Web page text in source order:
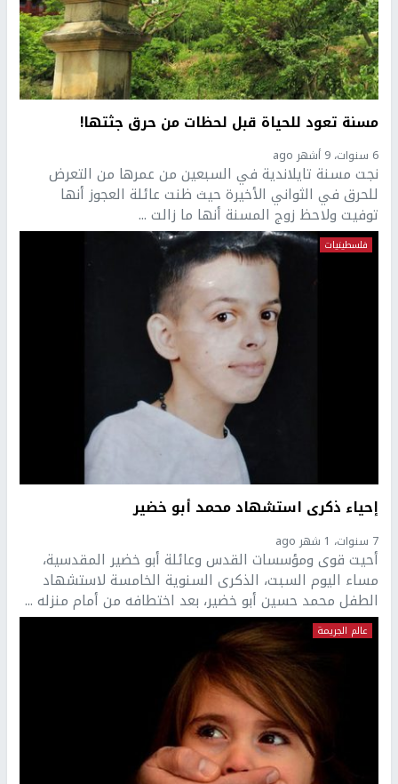
مسنة تعود للحياة قبل لحظات من حرق جثتها!
6 سنوات، 9 أشهر ago
نجت مسنة تايلاندية في السبعين من عمرها من التعرض
للحرق في الثواني الأخيرة حيث ظنت عائلة العجوز أنها
توفيت ولاحظ زوج المسنة أنها ما زالت ...
فلسطينيات
إحياء ذكرى استشهاد محمد أبو خضير
7 سنوات، 1 شهر ago
أحيت قوى ومؤسسات القدس وعائلة أبو خضير المقدسية،
مساء اليوم السبت، الذكرى السنوية الخامسة لاستشهاد
الطفل محمد حسين أبو خضير، بعد اختطافه من أمام منزله ...
عالم الجريمة